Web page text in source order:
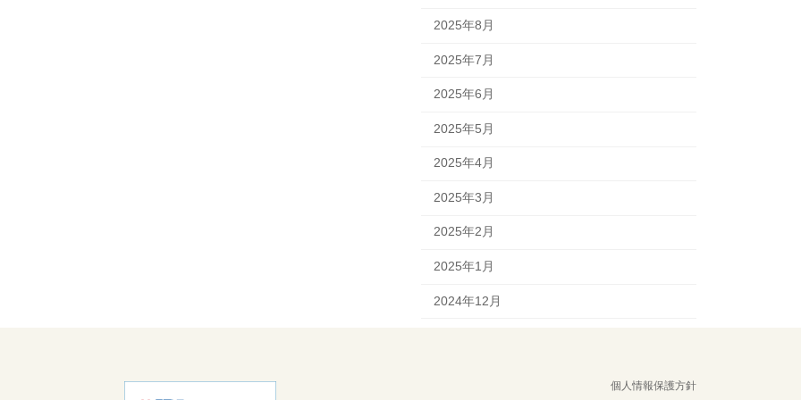
2025年8月
2025年7月
2025年6月
2025年5月
2025年4月
2025年3月
2025年2月
2025年1月
2024年12月
個人情報保護方針